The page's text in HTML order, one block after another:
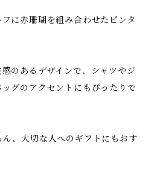
に赤珊瑚を組み合わせたピンタ
のあるデザインで、シャツやジ
グのアクセントにもぴったりで
、大切な人へのギフトにもおす